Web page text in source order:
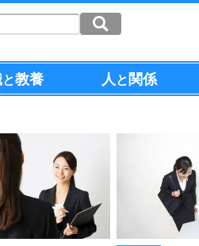
と教養 人と 関係